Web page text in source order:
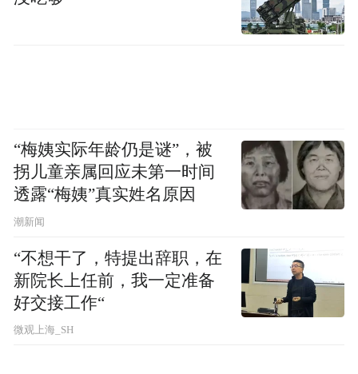
“梅姨实际年龄仍是谜”，被
拐儿童亲属回应未第一时间
透露“梅姨”真实姓名原因
潮新闻
“不想干了，特提出辞职，在
新院长上任前，我一定准备
好交接工作“
微观上海_SH